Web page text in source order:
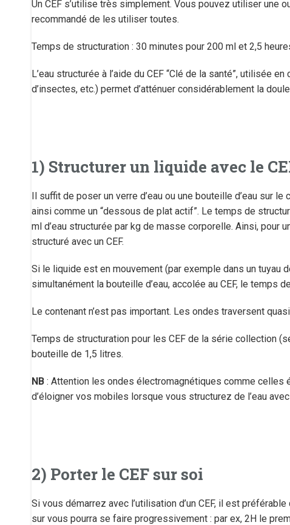
Un CEF s’utilise très simplement. Vous pouvez utiliser
recommandé de les utiliser toutes.
Temps de structuration : 30 minutes pour 200 ml et 2,5
L’eau structurée à l’aide du CEF “Clé de la santé”, utilisée
d’insectes, etc.) permet d’atténuer considérablement la
1) Structurer un liquide avec le
Il suffit de poser un verre d’eau ou une bouteille d’eau sur
ainsi comme un “dessous de plat actif”. Le temps de
ml d’eau structurée par kg de masse corporelle. Ainsi, pour
structuré avec un CEF.
Si le liquide est en mouvement (par exemple dans un
simultanément la bouteille d’eau, accolée au CEF, le temps
Le contenant n’est pas important. Les ondes traversent
Temps de structuration pour les CEF de la série collection
bouteille de 1,5 litres.
NB : Attention les ondes électromagnétiques comme celles
d’éloigner vos mobiles lorsque vous structurez de l’eau avec
2) Porter le CEF sur soi
Si vous démarrez avec l’utilisation d’un CEF, il est
sur vous pourra se faire progressivement : par ex, 2H le